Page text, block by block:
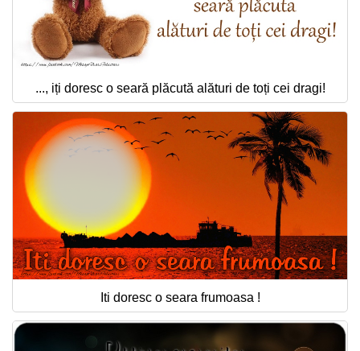
..., iți doresc o seară plăcută alături de toți cei dragi!
Iti doresc o seara frumoasa !